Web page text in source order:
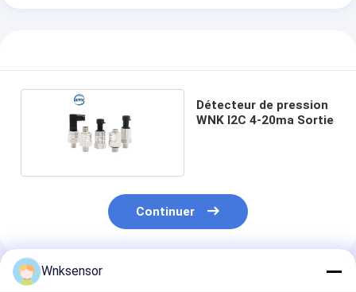
Détecteur de pression
WNK I2C 4-20ma Sortie
Continuer
Produits Recommandés
Wnksensor